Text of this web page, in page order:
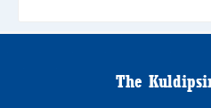
The